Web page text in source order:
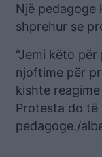
Një pedagoge
shprehur se
“Jemi këto
njoftime për
kishte
Protesta do të
pedagoge./